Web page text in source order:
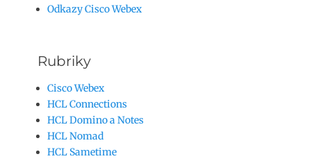
Odkazy Cisco Webex
Rubriky
Cisco Webex
HCL Connections
HCL Domino a Notes
HCL Nomad
HCL Sametime